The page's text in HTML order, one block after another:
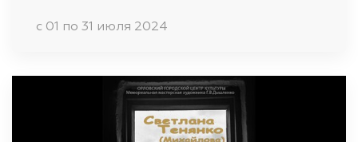
c 01 по 31 июля 2024